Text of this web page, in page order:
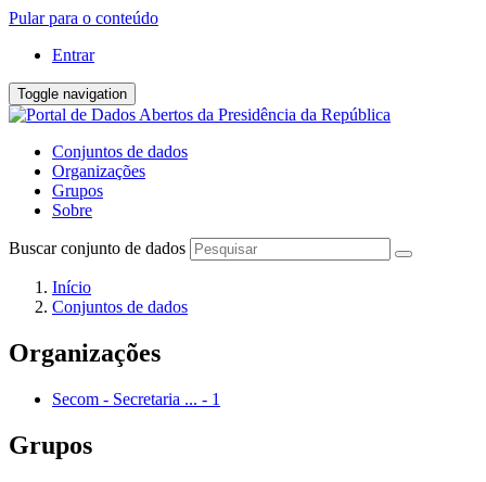
Pular para o conteúdo
Entrar
Toggle navigation
Conjuntos de dados
Organizações
Grupos
Sobre
Buscar conjunto de dados
Início
Conjuntos de dados
Organizações
Secom - Secretaria ... - 1
Grupos